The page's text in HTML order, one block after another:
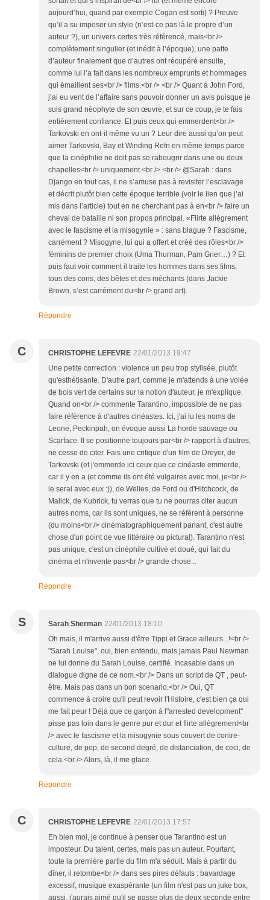
aujourd’hui, quand par exemple Cogan est sorti) ? Preuve
qu’il a su imposer un style (n’est-ce pas là le propre d’un
auteur ?), un univers certes très référencé, mais<br />
complètement singulier (et inédit à l’époque), une patte
d’auteur finalement que d’autres ont récupéré ensuite,
comme lui l’a fait dans les nombreux emprunts et hommages
qui émaillent ses<br /> films.<br /> <br /> Quant à John Ford,
j’ai eu vent de l’affaire sans pouvoir donner un avis puisque je
suis grand néophyte de son œuvre, et sur ce coup, je te fais
entièrement confiance. Et puis ceux qui emmerdent<br />
Tarkovski en ont-il même vu un ? Leur dire aussi qu’on peut
aimer Tarkovski, Bay et Winding Refn en même temps parce
que la cinéphilie ne doit pas se rabougrir dans une ou deux
chapelles<br /> uniquement.<br /> <br /> @Sarah : dans
Django en tout cas, il ne s’amuse pas à revisiter l’esclavage
et décrit plutôt bien cette époque terrible (voir le lien que j’ai
mis dans l’article) tout en ne cherchant pas à en<br /> faire un
cheval de bataille ni son propos principal. «Flirte allègrement
avec le fascisme et la misogynie » : sans blague ? Fascisme,
carrément ? Misogyne, lui qui a offert et créé des rôles<br />
féminins de premier choix (Uma Thurman, Pam Grier…) ? Et
puis faut voir comment il traite les hommes dans ses films,
tous des cons, des bêtes et des méchants (dans Jackie
Brown, s’est carrément du<br /> grand art).
Répondre
C CHRISTOPHE LEFEVRE 22/01/2013 19:47
Une petite correction : violence un peu trop stylisée, plutôt
qu'esthétisante. D'autre part, comme je m'attends à une volée
de bois vert de certains sur la notion d'auteur, je m'explique.
Quand on<br /> commente Tarantino, impossible de ne pas
faire référence à d'autres cinéastes. Ici, j'ai lu les noms de
Leone, Peckinpah, on évoque aussi La horde sauvage ou
Scarface. Il se positionne toujours par<br /> rapport à d'autres,
ne cesse de citer. Fais une critique d'un film de Dreyer, de
Tarkovski (et j'emmerde ici ceux que ce cinéaste emmerde,
car il y en a (et comme ils ont été vulgaires avec moi, je<br />
le serai avec eux :)), de Welles, de Ford ou d'Hitchcock, de
Malick, de Kubrick, tu verras que tu ne pourras citer aucun
autres noms, car ils sont uniques, ne se réfèrent à personne
(du moins<br /> cinématographiquement parlant, c'est autre
chose d'un point de vue littéraire ou pictural). Tarantino n'est
pas unique, c'est un cinéphile cultivé et doué, qui fait du
cinéma et n'invente pas<br /> grande chose...
Répondre
S Sarah Sherman 22/01/2013 18:10
Oh mais, il m'arrive aussi d'être Tippi et Grace ailleurs...!<br />
"Sarah Louise", oui, bien entendu, mais jamais Paul Newman
ne lui donne du Sarah Louise, certifié. Incasable dans un
dialogue digne de ce nom.<br /> Dans un script de QT , peut-
être. Mais pas dans un bon scenario.<br /> Oui, QT
commence à croire qu'il peut revoir l'Histoire, c'est bien ça qui
me fait peur ! Déjà que ce garçon à l"arrested development"
pisse pas loin dans le genre pur et dur et flirte allègrement<br
/> avec le fascisme et la misogynie sous couvert de contre-
culture, de pop, de second degré, de distanciation, de ceci, de
cela.<br /> Alors, là, il me glace.
Répondre
C CHRISTOPHE LEFEVRE 22/01/2013 17:57
Eh bien moi, je continue à penser que Tarantino est un
imposteur. Du talent, certes, mais pas un auteur. Pourtant,
toute la première partie du film m'a séduit. Mais à partir du
dîner, il retombe<br /> dans ses pires défauts : bavardage
excessif, musique exaspérante (un film n'est pas un juke box,
aussi, j'aurais aimé qu'il se passe plus de deux seconde entre